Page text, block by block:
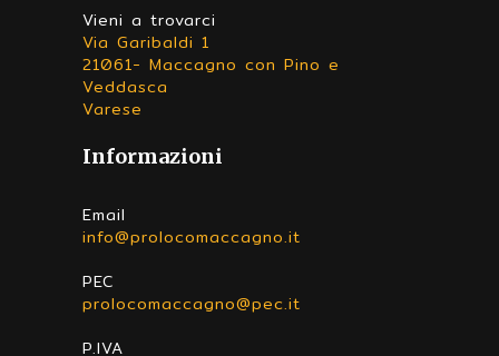
Vieni a trovarci
Via Garibaldi 1
21061- Maccagno con Pino e
Veddasca
Varese
Informazioni
Email
info@prolocomaccagno.it
PEC
prolocomaccagno@pec.it
P.IVA